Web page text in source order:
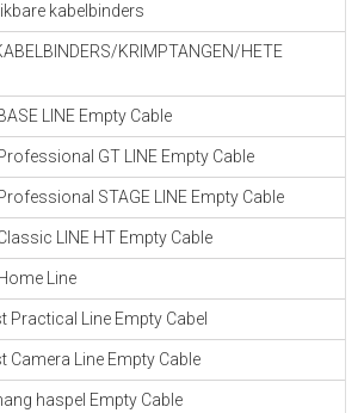
kabelbinders
KRIMPTANGEN/HETE
LINE Empty Cable
GT LINE Empty Cable
STAGE LINE Empty Cable
LINE HT Empty Cable
Line
Line Empty Cabel
Line Empty Cable
haspel Empty Cable